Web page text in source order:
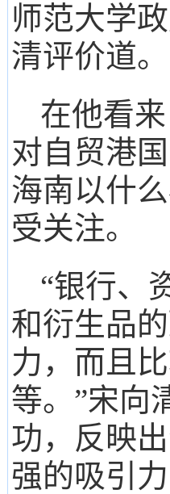
师范大学
清评价道。
在他看
对自贸港
海南以什
受关注。
“银行、
和衍生品
力，而且
等。”宋向
功，反映
强的吸引